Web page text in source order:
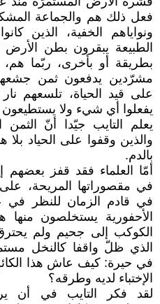
فعل ذلك هم والجماعة
ونواياهم الخفية، الذين
الطبيعة يبقرون بطن
بطريقة أو بأخرى، ربّما
مشرّدين يدفعون ثمن
على قيد الحياة، تلسعهم
يفعلوا أي شيء ولا يستطيعون
يعلم التايب جيّدا أنّ الثمن
والذين وقفوا على الحياد
بالدم.
أمّا العلماء فقد قفز بعضهم
في مقصوراتها المريحة،
في قادم الزمان للنظر في
الأحفورية يستخلصون
الكوكب إلى جحيم ولم
الذي ظلّ واقفا كالنخل
في حيرة: كيف عاش هذا
الإختباء لديه وطرقه؟
لقد فكر التايب في أن